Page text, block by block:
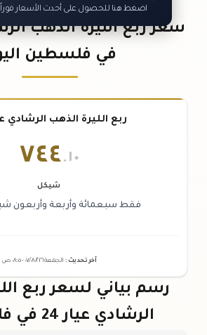
اضغط هنا للحصول على أحدث الأسعار فوراً
في فلسطين
ربع الليرة الذهب الرشادي
٧٤٤.١٠
شيكل
فقط سبعمائة وأربعة وأربعون
آخر تحديث : الجمعة ٠٧ /٠٨/٢٠٢٦ - ٠٨:٠٥ ص
رسم بياني لسعر ربع
الرشادي عيار 24 في فلسطين